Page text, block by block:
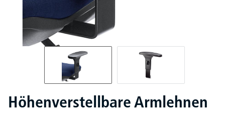
Höhenverstellbare Armlehnen